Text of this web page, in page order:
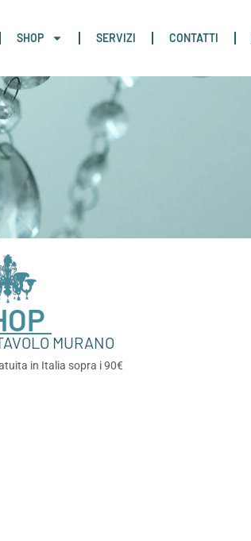
SHOP SERVIZI CONTATTI
MURANO
in Italia sopra i 90€